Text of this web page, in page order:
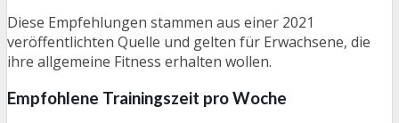
Diese Empfehlungen stammen aus einer 2021
veröffentlichten Quelle und gelten für Erwachsene, die
ihre allgemeine Fitness erhalten wollen.
Empfohlene Trainingszeit pro Woche